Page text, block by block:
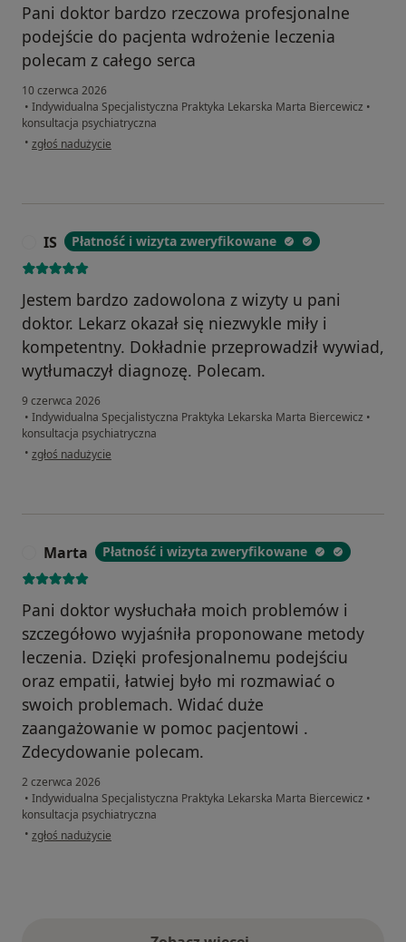
Pani doktor bardzo rzeczowa profesjonalne
podejście do pacjenta wdrożenie leczenia
polecam z całego serca
10 czerwca 2026
• Indywidualna Specjalistyczna Praktyka Lekarska Marta Biercewicz •
konsultacja psychiatryczna
• w opinii użytkownika Marcin
zgłoś nadużycie
IS Płatność i wizyta zweryfikowane
Jestem bardzo zadowolona z wizyty u pani
doktor. Lekarz okazał się niezwykle miły i
kompetentny. Dokładnie przeprowadził wywiad,
wytłumaczył diagnozę. Polecam.
9 czerwca 2026
• Indywidualna Specjalistyczna Praktyka Lekarska Marta Biercewicz •
konsultacja psychiatryczna
• w opinii użytkownika IS
zgłoś nadużycie
Marta Płatność i wizyta zweryfikowane
Pani doktor wysłuchała moich problemów i
szczegółowo wyjaśniła proponowane metody
leczenia. Dzięki profesjonalnemu podejściu
oraz empatii, łatwiej było mi rozmawiać o
swoich problemach. Widać duże
zaangażowanie w pomoc pacjentowi .
Zdecydowanie polecam.
2 czerwca 2026
• Indywidualna Specjalistyczna Praktyka Lekarska Marta Biercewicz •
konsultacja psychiatryczna
• w opinii użytkownika Marta
zgłoś nadużycie